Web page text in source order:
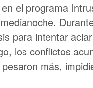
el programa
para intentar
los conflictos
más,